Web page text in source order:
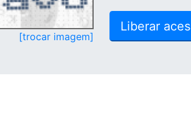
[trocar imagem]